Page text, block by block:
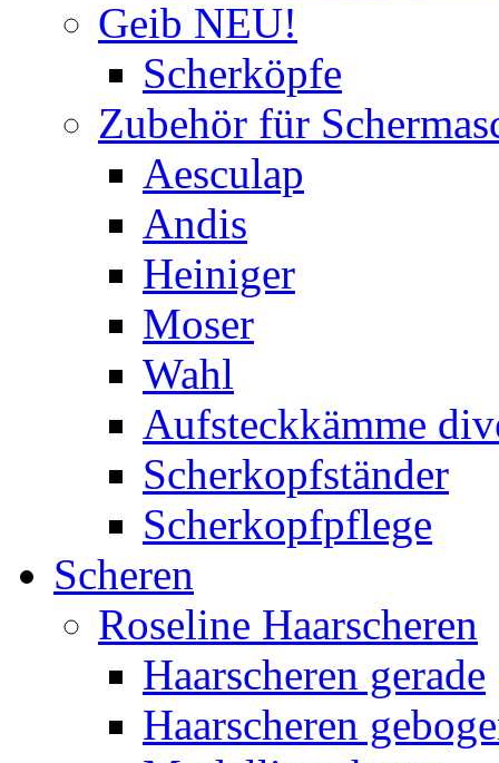
Geib NEU!
Scherköpfe
Zubehör für
Aesculap
Andis
Heiniger
Moser
Wahl
Aufsteckkämme
Scherkopfständer
Scherkopfpflege
Scheren
Roseline Haarscheren
Haarscheren gerade
Haarscheren